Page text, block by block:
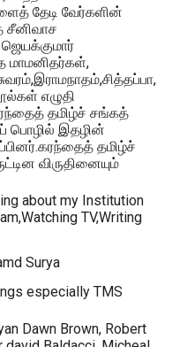
தேடி வேர்களின்
மாமனிதர்கள்,
எழுதி
தமிழ்ச் சங்கத்
பொழில் இதழின்
தமிழ்ச்
விருதினையும்
about my Institution
TV,Writing
Surya
especially TMS
Dawn Brown, Robert